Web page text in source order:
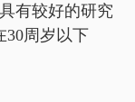
有较好的研究
30周岁以下